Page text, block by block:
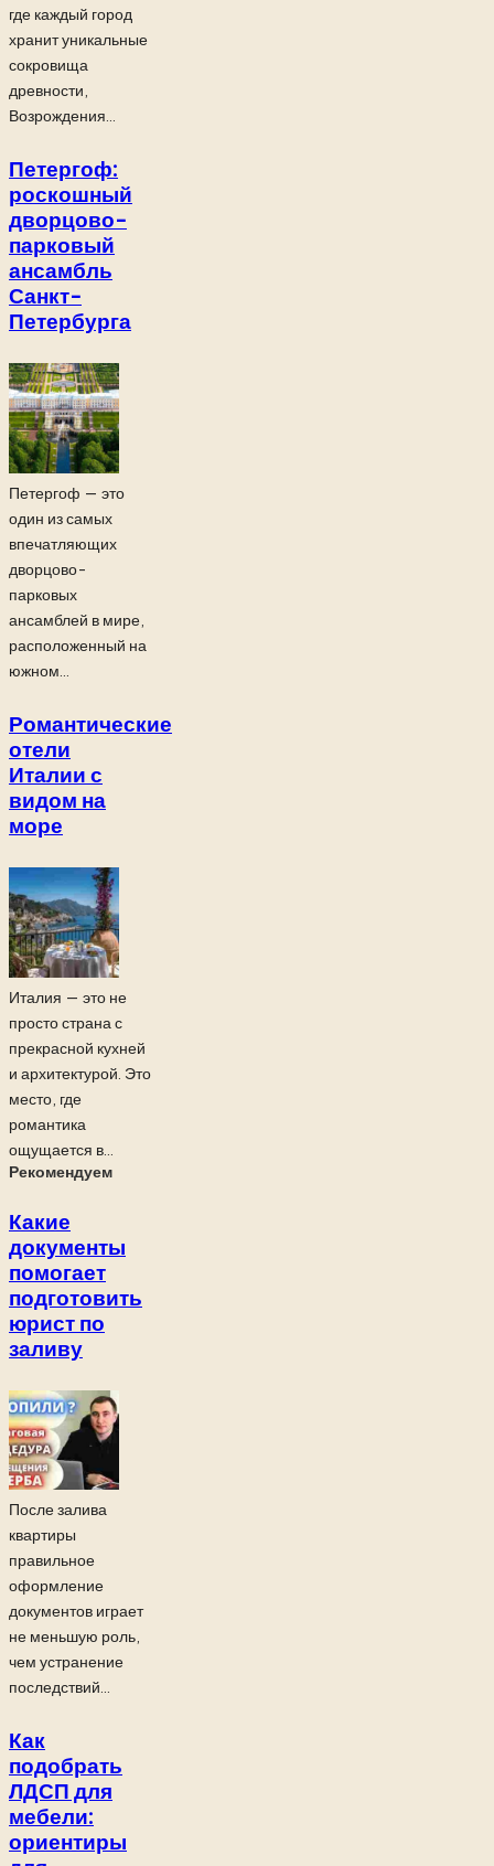
где каждый город
хранит уникальные
сокровища
древности,
Возрождения...
Петергоф:
роскошный
дворцово-
парковый
ансамбль
Санкт-
Петербурга
Петергоф — это
один из самых
впечатляющих
дворцово-
парковых
ансамблей в мире,
расположенный на
южном...
Романтические
отели
Италии с
видом на
море
Италия — это не
просто страна с
прекрасной кухней
и архитектурой. Это
место, где
романтика
ощущается в...
Рекомендуем
Какие
документы
помогает
подготовить
юрист по
заливу
После залива
квартиры
правильное
оформление
документов играет
не меньшую роль,
чем устранение
последствий...
Как
подобрать
ЛДСП для
мебели:
ориентиры